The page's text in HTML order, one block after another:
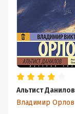
Альтист Данилов
Владимир Орлов